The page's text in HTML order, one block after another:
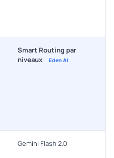
Smart Routing par
niveaux
Eden AI
Gemini Flash 2.0